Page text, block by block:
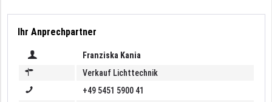
Ihr Anprechpartner
Franziska Kania
Verkauf Lichttechnik
+49 5451 5900 41